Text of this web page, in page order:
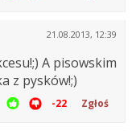
21.08.2013, 12:39
A pisowskim
z pysków!;)
-22 Zgłoś